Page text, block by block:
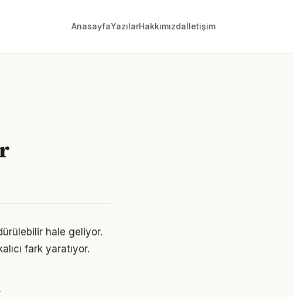
AnasayfaYazılarHakkımızdaİletişim
hale geliyor.
fark yaratıyor.